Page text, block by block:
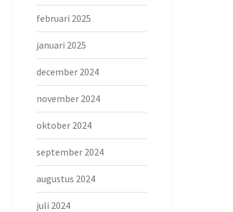
februari 2025
januari 2025
december 2024
november 2024
oktober 2024
september 2024
augustus 2024
juli 2024